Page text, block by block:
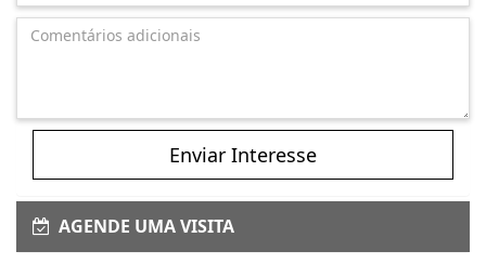
Enviar Interesse
AGENDE UMA VISITA